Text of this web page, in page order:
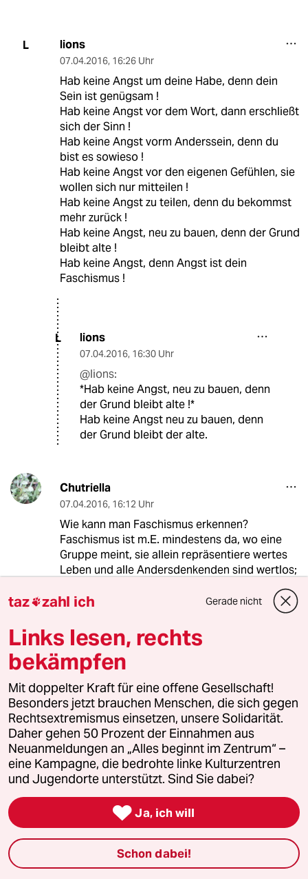
L lions
07.04.2016, 16:26 Uhr
Hab keine Angst um deine Habe, denn dein
Sein ist genügsam !
Hab keine Angst vor dem Wort, dann erschließt
sich der Sinn !
Hab keine Angst vorm Anderssein, denn du
bist es sowieso !
Hab keine Angst vor den eigenen Gefühlen, sie
wollen sich nur mitteilen !
Hab keine Angst zu teilen, denn du bekommst
mehr zurück !
Hab keine Angst, neu zu bauen, denn der Grund
bleibt alte !
Hab keine Angst, denn Angst ist dein
Faschismus !
L lions
07.04.2016, 16:30 Uhr
@lions:
*Hab keine Angst, neu zu bauen, denn
der Grund bleibt alte !*
Hab keine Angst neu zu bauen, denn
der Grund bleibt der alte.
Chutriella
07.04.2016, 16:12 Uhr
Wie kann man Faschismus erkennen?
Faschismus ist m.E. mindestens da, wo eine
Gruppe meint, sie allein repräsentiere wertes
Leben und alle Andersdenkenden sind wertlos;
oder umgebracht werden dürfen, um einem
meistkommentiert
1 Krise der Demokratie
AfD-Wählen als Triebabfuhr
2 Nein zum Zivildienst
Hinterlistiger Schritt der
Bundesregierung
Bundeszentrale für politische Bildung
taz zahl ich Gerade nicht
Links lesen, rechts
bekämpfen
Mit doppelter Kraft für eine offene Gesellschaft!
Besonders jetzt brauchen Menschen, die sich gegen
Rechtsextremismus einsetzen, unsere Solidarität.
Daher gehen 50 Prozent der Einnahmen aus
Neuanmeldungen an „Alles beginnt im Zentrum“ –
eine Kampagne, die bedrohte linke Kulturzentren
und Jugendorte unterstützt. Sind Sie dabei?
 Ja, ich will
Schon dabei!